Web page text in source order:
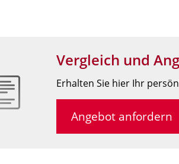
Vergleich und
Erhalten Sie hier Ihr
Angebot anfordern